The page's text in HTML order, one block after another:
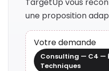
une proposition
Votre demande
Consulting — C4 —
Techniques